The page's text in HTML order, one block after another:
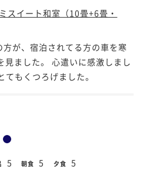
スイート和室（10畳+6畳・
が、宿泊されてる方の車を寒
ました。 心遣いに感激しまし
もくつろげました。
5 朝食 5 夕食 5